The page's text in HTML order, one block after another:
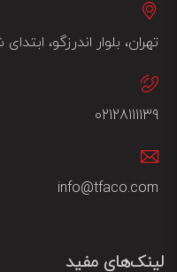
تهران، بلوار اندرزگو،
02128111139
info@tfaco.com
لینک‌های مفید